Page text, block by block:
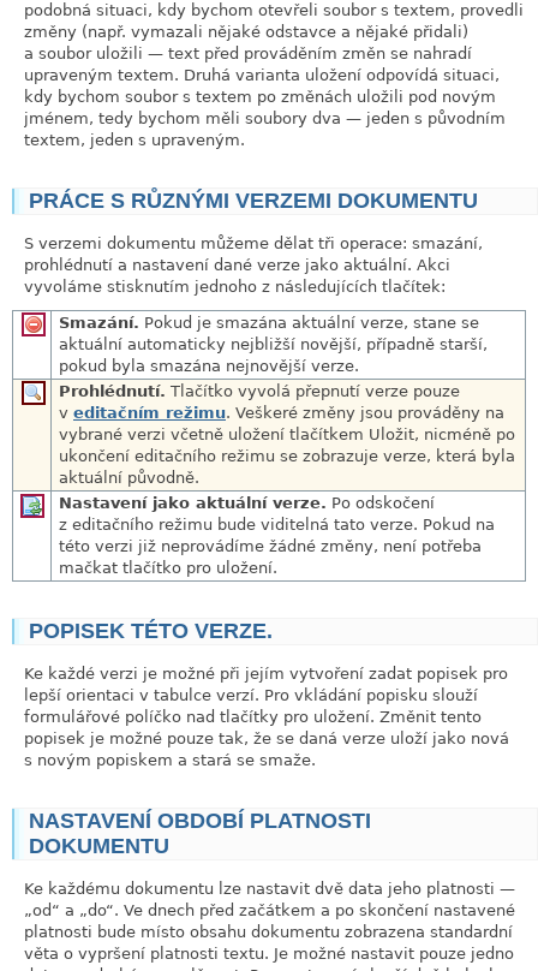
podobná situaci, kdy bychom otevřeli soubor s textem, provedli
změny (např. vymazali nějaké odstavce a nějaké přidali)
a soubor uložili — text před prováděním změn se nahradí
upraveným textem. Druhá varianta uložení odpovídá situaci,
kdy bychom soubor s textem po změnách uložili pod novým
jménem, tedy bychom měli soubory dva — jeden s původním
textem, jeden s upraveným.
PRÁCE S RŮZNÝMI VERZEMI DOKUMENTU
S verzemi dokumentu můžeme dělat tři operace: smazání,
prohlédnutí a nastavení dané verze jako aktuální. Akci
vyvoláme stisknutím jednoho z následujících tlačítek:
Smazání. Pokud je smazána aktuální verze, stane se
aktuální automaticky nejbližší novější, případně starší,
pokud byla smazána nejnovější verze.
Prohlédnutí. Tlačítko vyvolá přepnutí verze pouze
v editačním režimu. Veškeré změny jsou prováděny na
vybrané verzi včetně uložení tlačítkem Uložit, nicméně po
ukončení editačního režimu se zobrazuje verze, která byla
aktuální původně.
Nastavení jako aktuální verze. Po odskočení
z editačního režimu bude viditelná tato verze. Pokud na
této verzi již neprovádíme žádné změny, není potřeba
mačkat tlačítko pro uložení.
POPISEK TÉTO VERZE.
Ke každé verzi je možné při jejím vytvoření zadat popisek pro
lepší orientaci v tabulce verzí. Pro vkládání popisku slouží
formulářové políčko nad tlačítky pro uložení. Změnit tento
popisek je možné pouze tak, že se daná verze uloží jako nová
s novým popiskem a stará se smaže.
NASTAVENÍ OBDOBÍ PLATNOSTI
DOKUMENTU
Ke každému dokumentu lze nastavit dvě data jeho platnosti —
„od “ a „do“. Ve dnech před začátkem a po skončení nastavené
platnosti bude místo obsahu dokumentu zobrazena standardní
věta o vypršení platnosti textu. Je možné nastavit pouze jedno